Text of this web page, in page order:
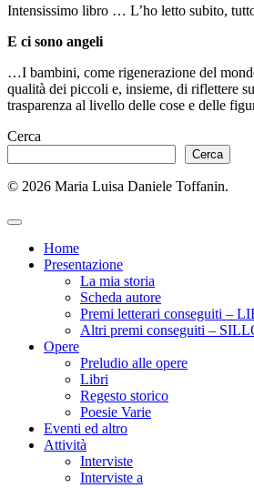
Intensissimo libro … L’ho letto subito,
E ci sono angeli
…I bambini, come rigenerazione del
qualità dei piccoli e, insieme, di riflettere
trasparenza al livello delle cose e delle
Cerca
Cerca
© 2026 Maria Luisa Daniele Toffanin.
Home
Presentazione
La mia storia
Scheda autore
Premi letterari conseguiti –
Altri premi conseguiti –
Opere
Preludio alle opere
Libri
Regesto storico
Poesie Varie
Eventi ed altro
Attività
Interviste
Interviste a